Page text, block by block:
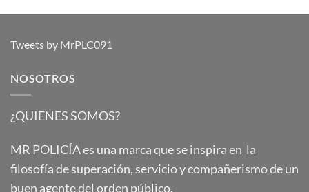
Tweets by MrPLC091
NOSOTROS
¿QUIENES SOMOS?
MR POLICÍA es una marca que se inspira en la
filosofía de superación, servicio y compañerismo de un
buen agente del orden público.